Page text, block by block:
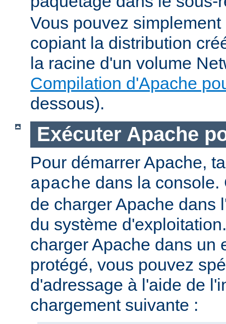
Vous pouvez
copiant la distribution
la racine d'un volume
Compilation d'Apache
dessous).
Exécuter Apache
Pour démarrer Apache,
apache dans la console.
de charger Apache dans
du système
charger Apache dans un
protégé, vous pouvez
d'adressage à l'aide de
chargement suivante :